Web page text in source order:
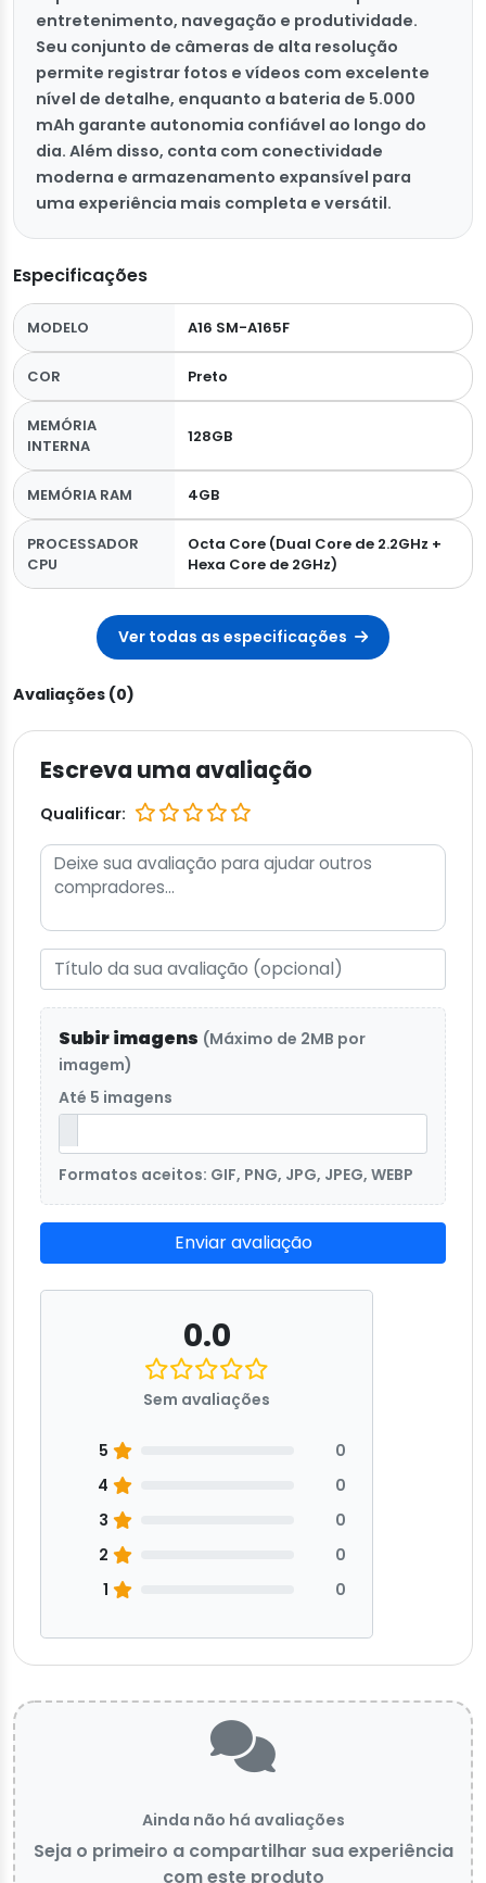
entretenimento, navegação e produtividade.
Seu conjunto de câmeras de alta resolução
permite registrar fotos e vídeos com excelente
nível de detalhe, enquanto a bateria de 5.000
mAh garante autonomia confiável ao longo do
dia. Além disso, conta com conectividade
moderna e armazenamento expansível para
uma experiência mais completa e versátil.
Especificações
MODELO A16 SM-A165F
COR Preto
MEMÓRIA
INTERNA
128GB
MEMÓRIA RAM 4GB
PROCESSADOR
CPU
Octa Core (Dual Core de 2.2GHz +
Hexa Core de 2GHz)
Ver todas as especificações
Avaliações (0)
Escreva uma avaliação
Qualificar:
Subir imagens (Máximo de 2MB por
imagem)
Até 5 imagens
Formatos aceitos: GIF, PNG, JPG, JPEG, WEBP
Enviar avaliação
0.0
Sem avaliações
5
0
4
0
3
0
2
0
1
0
Ainda não há avaliações
Seja o primeiro a compartilhar sua experiência
com este produto